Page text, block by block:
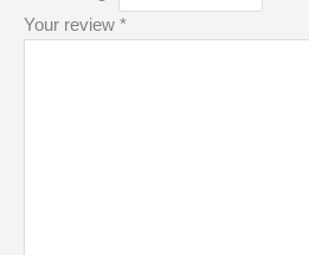
Your review *